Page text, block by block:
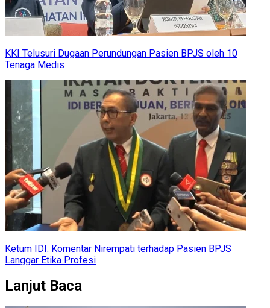
KKI Telusuri Dugaan Perundungan Pasien BPJS oleh 10
Tenaga Medis
Ketum IDI: Komentar Nirempati terhadap Pasien BPJS
Langgar Etika Profesi
Lanjut Baca